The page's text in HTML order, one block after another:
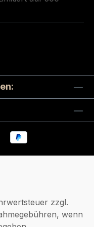
zzgl.
wenn